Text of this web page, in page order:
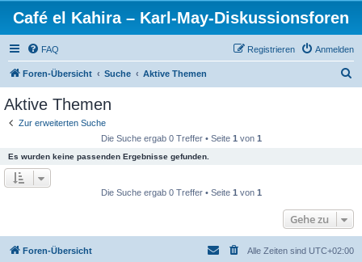
Café el Kahira – Karl-May-Diskussionsforen
FAQ Anmelden
Registrieren
Foren-Übersicht Suche Aktive Themen
Aktive Themen
Zur erweiterten Suche
Die Suche ergab 0 Treffer • Seite 1 von 1
Es wurden keine passenden Ergebnisse gefunden.
Die Suche ergab 0 Treffer • Seite 1 von 1
Gehe zu
Foren-Übersicht Alle Zeiten sind UTC+02:00